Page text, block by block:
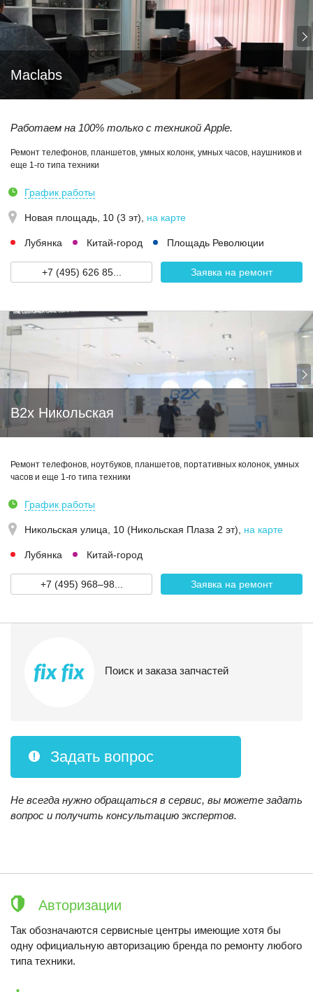
Maclabs
Работаем на 100% только с техникой Apple.
Ремонт телефонов, планшетов, умных колонк, умных часов, наушников и
еще 1-го типа техники
График работы
Новая площадь, 10 (3 эт) на карте
Лубянка Китай-город Площадь Революции
+7 (495) 626 85... Заявка на ремонт
B2x Никольская
Ремонт телефонов, ноутбуков, планшетов, портативных колонок, умных
часов и еще 1-го типа техники
График работы
Никольская улица, 10 (Никольская Плаза 2 эт) на карте
Лубянка Китай-город
+7 (495) 968–98... Заявка на ремонт
Поиск и заказа запчастей
Задать вопрос
Не всегда нужно обращаться в сервис, вы можете задать
вопрос и получить консультацию экспертов.
Авторизации
Так обозначаются сервисные центры имеющие хотя бы
одну официальную авторизацию бренда по ремонту любого
типа техники.